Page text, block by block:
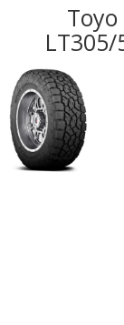
LT305/